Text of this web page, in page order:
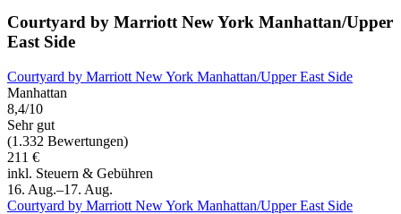
Courtyard by Marriott New York Manhattan/Upper
East Side
Courtyard by Marriott New York Manhattan/Upper East Side
Manhattan
8,4/10
Sehr gut
(1.332 Bewertungen)
211 €
inkl. Steuern & Gebühren
16. Aug.–17. Aug.
Courtyard by Marriott New York Manhattan/Upper East Side